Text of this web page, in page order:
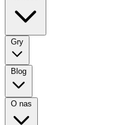
Gry
Blog
O nas